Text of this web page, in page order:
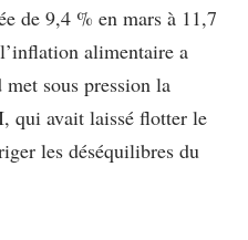
de 9,4 % en mars à 11,7
alimentaire a
sous pression la
qui avait laissé flotter le
les déséquilibres du